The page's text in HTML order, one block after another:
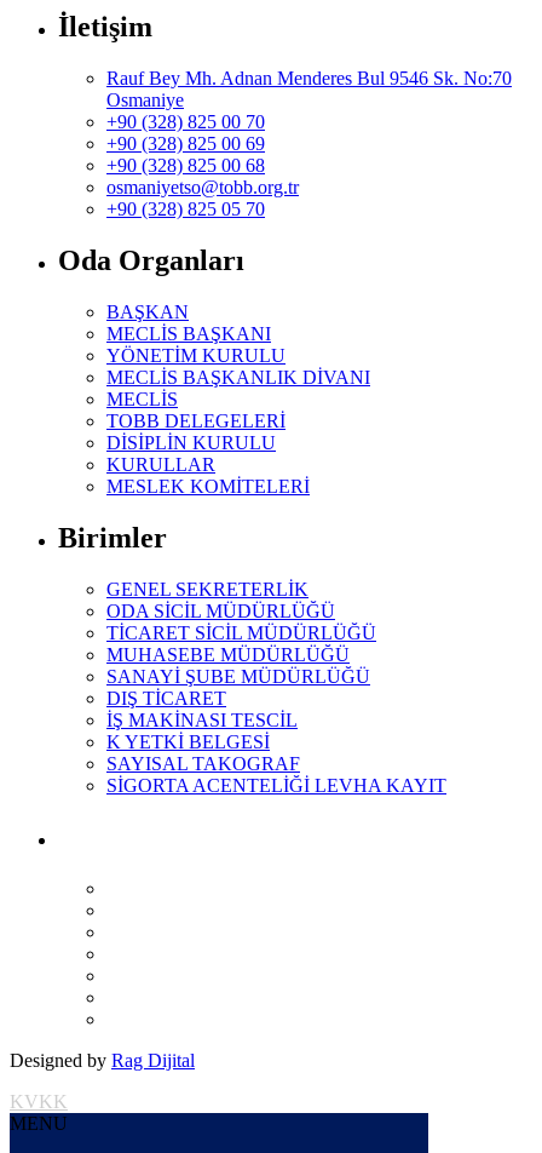
İletişim
Rauf Bey Mh. Adnan Menderes Bul 9546 Sk. No:70
Osmaniye
+90 (328) 825 00 70
+90 (328) 825 00 69
+90 (328) 825 00 68
osmaniyetso@tobb.org.tr
+90 (328) 825 05 70
Oda Organları
BAŞKAN
MECLİS BAŞKANI
YÖNETİM KURULU
MECLİS BAŞKANLIK DİVANI
MECLİS
TOBB DELEGELERİ
DİSİPLİN KURULU
KURULLAR
MESLEK KOMİTELERİ
Birimler
GENEL SEKRETERLİK
ODA SİCİL MÜDÜRLÜĞÜ
TİCARET SİCİL MÜDÜRLÜĞÜ
MUHASEBE MÜDÜRLÜĞÜ
SANAYİ ŞUBE MÜDÜRLÜĞÜ
DIŞ TİCARET
İŞ MAKİNASI TESCİL
K YETKİ BELGESİ
SAYISAL TAKOGRAF
SİGORTA ACENTELİĞİ LEVHA KAYIT
Designed by Rag Dijital
KVKK
MENU